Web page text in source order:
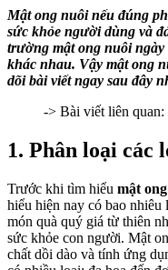
Mật ong nuôi nếu đúng
sức khỏe người dùng và
trường mật ong nuôi
khác nhau. Vậy mật ong
dõi bài viết ngay sau đây
-> Bài viết liên quan:
1. Phân loại các
Trước khi tìm hiểu mật
hiểu hiện nay có bao
món quà quý giá từ thiên
sức khỏe con người. Mật
chất dồi dào và tính ứng